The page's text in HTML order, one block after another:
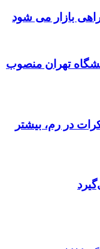
بازار می شود
تهران منصوب
در رم، بیشتر